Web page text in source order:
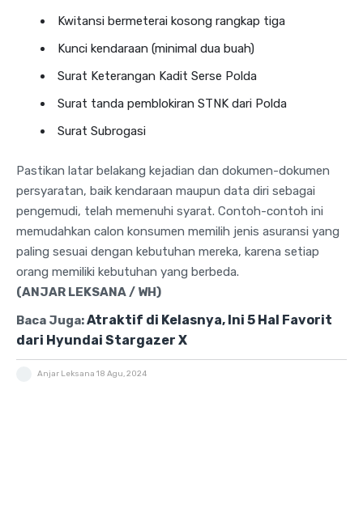
Kwitansi bermeterai kosong rangkap tiga
Kunci kendaraan (minimal dua buah)
Surat Keterangan Kadit Serse Polda
Surat tanda pemblokiran STNK dari Polda
Surat Subrogasi
Pastikan latar belakang kejadian dan dokumen-dokumen
persyaratan, baik kendaraan maupun data diri sebagai
pengemudi, telah memenuhi syarat. Contoh-contoh ini
memudahkan calon konsumen memilih jenis asuransi yang
paling sesuai dengan kebutuhan mereka, karena setiap
orang memiliki kebutuhan yang berbeda.
(ANJAR LEKSANA / WH)
Baca Juga:Atraktif di Kelasnya, Ini 5 Hal Favorit
dari Hyundai Stargazer X
Anjar Leksana 18 Agu, 2024